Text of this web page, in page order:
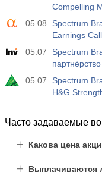
Compelling
05.08
Spectrum
Earnings
05.07
Spectrum
05.07
Spectrum
H&G
Часто задаваемые
Какова цена
Выплачиваются